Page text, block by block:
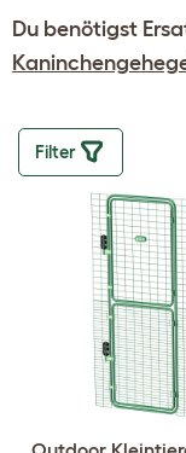
Du benötigst
Filter